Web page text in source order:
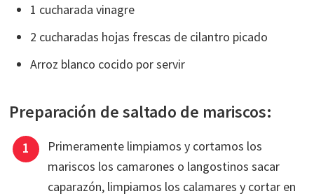
1 cucharada vinagre
2 cucharadas hojas frescas de cilantro picado
Arroz blanco cocido por servir
Preparación de saltado de mariscos:
Primeramente limpiamos y cortamos los
mariscos los camarones o langostinos sacar
caparazón, limpiamos los calamares y cortar en